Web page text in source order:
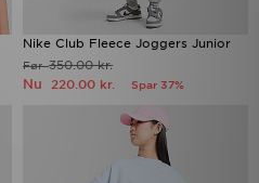
Nike Club Fleece Joggers Junior
Før350.00 kr.
Nu 220.00 kr. Spar 37%